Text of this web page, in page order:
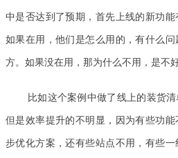
中是否达到了预期，首先上线的新功能
如果在用，他们是怎么用的，有什么
方。如果没在用，那为什么不用，是不
比如这个案例中做了线上的装货
但是效率提升的不明显，因为有些功
步优化方案，还有些站点不用，有些